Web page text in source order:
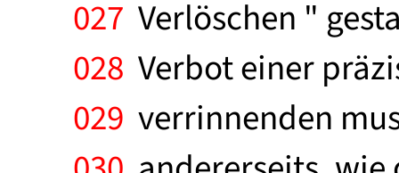
027 Verlöschen "
028 Verbot einer
029 verrinnenden